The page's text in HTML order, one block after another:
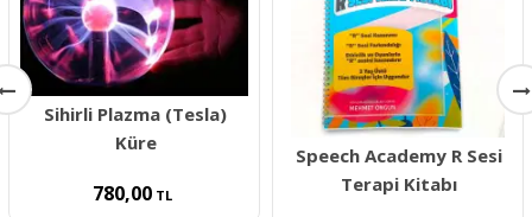
Sihirli Plazma (Tesla)
Küre
780,00 TL
Speech Academy R Sesi
Terapi Kitabı